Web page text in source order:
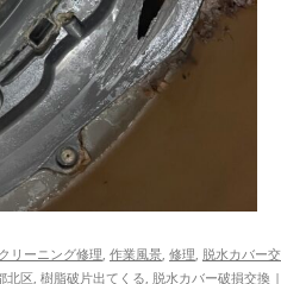
リーニング修理, 作業風景, 修理, 脱水カバー交
北区, 樹脂破片出てくる, 脱水カバー破損交換 |